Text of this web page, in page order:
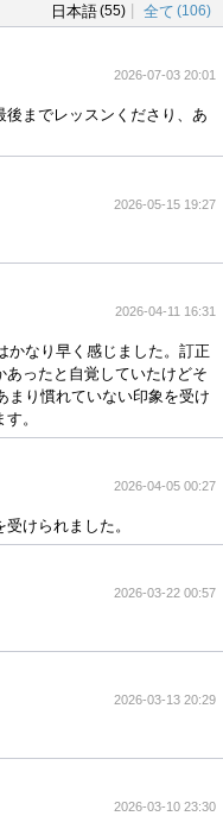
日本語(55) 全て (106)
2026-07-03 20:01
までレッスンくださり、あ
2026-05-15 19:27
2026-04-11 16:31
かなり早く感じました。訂正
ったと自覚していたけどそ
まり慣れていない印象を受け
。
2026-04-05 00:27
けられました。
2026-03-22 00:57
2026-03-13 20:29
2026-03-10 23:30